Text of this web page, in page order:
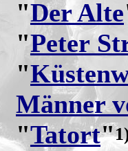
"Der Alte
"Peter
"
Männer
"Tatort"